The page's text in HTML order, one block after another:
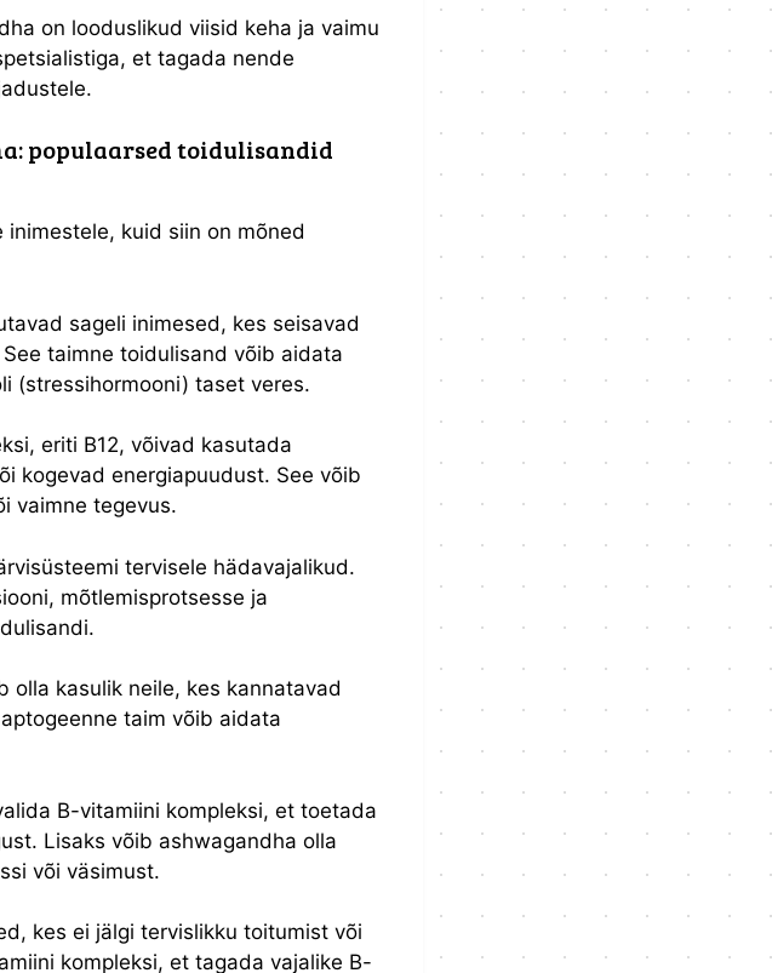
on looduslikud viisid keha ja vaimu
et tagada nende
populaarsed toidulisandid
kuid siin on mõned
sageli inimesed, kes seisavad
taimne toidulisand võib aidata
(stressihormooni) taset veres.
eriti B12, võivad kasutada
kogevad energiapuudust. See võib
vaimne tegevus.
tervisele hädavajalikud.
mõtlemisprotsesse ja
olla kasulik neile, kes kannatavad
taim võib aidata
B-vitamiini kompleksi, et toetada
Lisaks võib ashwagandha olla
või väsimust.
kes ei jälgi tervislikku toitumist või
kompleksi, et tagada vajalike B-